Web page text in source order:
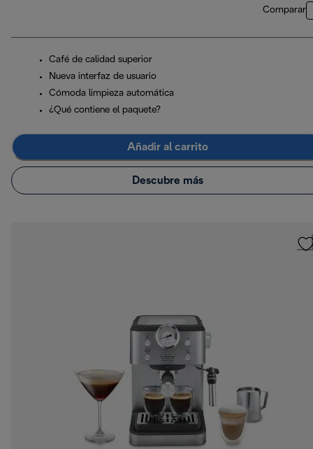
Comparar
Café de calidad superior
Nueva interfaz de usuario
Cómoda limpieza automática
¿Qué contiene el paquete?
Añadir al carrito
Descubre más